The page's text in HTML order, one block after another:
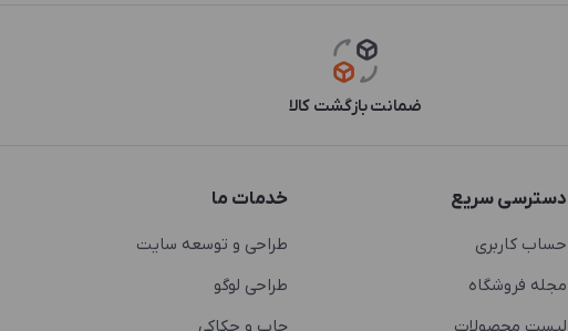
ضمانت بازگشت کالا
دسترسی سریع
حساب کاربری
مجله فروشگاه
لیست محصولات
خدمات ما
طراحی و توسعه سایت
طراحی لوگو
چاپ و حکاکی